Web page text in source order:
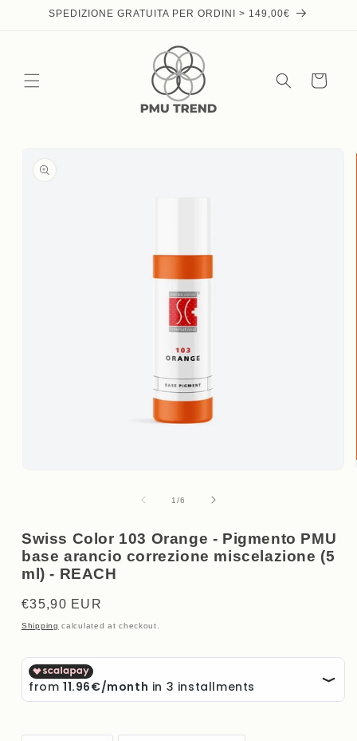
Skip toSPEDIZIONE GRATUITA PER ORDINI > 149,00€
Cart
information
1/of
6
Swiss Color 103 Orange - Pigmento PMU
base arancio correzione miscelazione (5
ml) - REACH
Regular
price
€35,90 EUR
Shipping calculated at checkout.